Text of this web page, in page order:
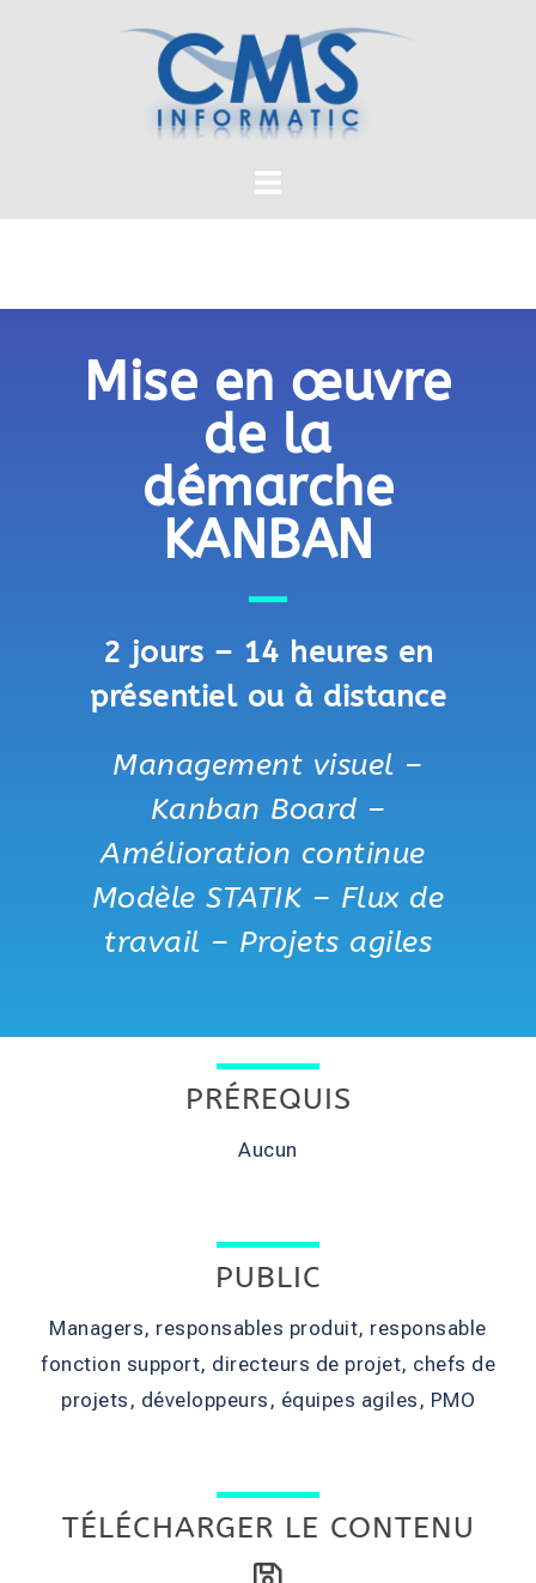
Mise en œuvre
de la
démarche
KANBAN
2 jours – 14 heures en
présentiel ou à distance
Management visuel –
Kanban Board –
Amélioration continue
Modèle STATIK – Flux de
travail – Projets agiles
PRÉREQUIS
Aucun
PUBLIC
Managers, responsables produit, responsable
fonction support, directeurs de projet, chefs de
projets, développeurs, équipes agiles, PMO
TÉLÉCHARGER LE CONTENU